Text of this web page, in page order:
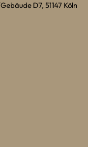
D7, 51147 Köln